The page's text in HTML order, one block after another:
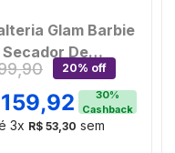
Glam Barbie
Secador De
Multikids -
,90 20% off
159,92 30%
Cashback
3x R$ 53,30 sem